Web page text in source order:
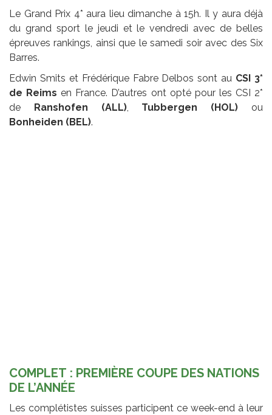
Le Grand Prix 4* aura lieu dimanche à 15h. Il y aura déjà
du grand sport le jeudi et le vendredi avec de belles
épreuves rankings, ainsi que le samedi soir avec des Six
Barres.
Edwin Smits et Frédérique Fabre Delbos sont au CSI 3*
de Reimsen France. D’autres ont opté pour les CSI 2*
de
Ranshofen (ALL), Tubbergen (HOL) ou
Bonheiden (BEL).
COMPLET : PREMIÈRE COUPE DES NATIONS
DE L’ANNÉE
Les complétistes suisses participent ce week-end à leur